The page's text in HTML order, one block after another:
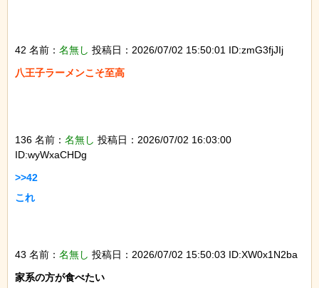
42 名前： 名無し 投稿日：2026/07/02 15:50:01 ID:zmG3fjJIj
八王子ラーメンこそ至高
136 名前： 名無し 投稿日：2026/07/02 16:03:00
ID:wyWxaCHDg
>>42
これ
43 名前： 名無し 投稿日：2026/07/02 15:50:03 ID:XW0x1N2ba
家系の方が食べたい